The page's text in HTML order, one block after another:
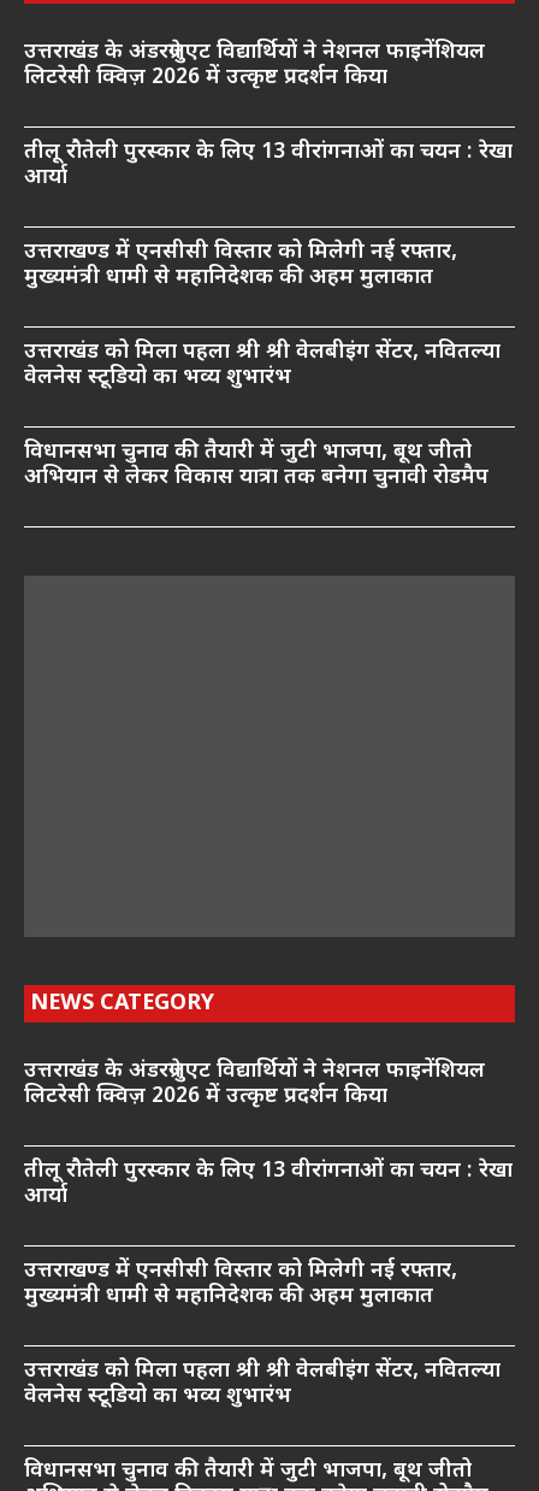
उत्तराखंड के अंडरग्रेजुएट विद्यार्थियों ने नेशनल फाइनेंशियल
लिटरेसी क्विज़ 2026 में उत्कृष्ट प्रदर्शन किया
तीलू रौतेली पुरस्कार के लिए 13 वीरांगनाओं का चयन : रेखा
आर्या
उत्तराखण्ड में एनसीसी विस्तार को मिलेगी नई रफ्तार,
मुख्यमंत्री धामी से महानिदेशक की अहम मुलाकात
उत्तराखंड को मिला पहला श्री श्री वेलबीइंग सेंटर, नवितल्या
वेलनेस स्टूडियो का भव्य शुभारंभ
विधानसभा चुनाव की तैयारी में जुटी भाजपा, बूथ जीतो
अभियान से लेकर विकास यात्रा तक बनेगा चुनावी रोडमैप
NEWS CATEGORY
उत्तराखंड के अंडरग्रेजुएट विद्यार्थियों ने नेशनल फाइनेंशियल
लिटरेसी क्विज़ 2026 में उत्कृष्ट प्रदर्शन किया
तीलू रौतेली पुरस्कार के लिए 13 वीरांगनाओं का चयन : रेखा
आर्या
उत्तराखण्ड में एनसीसी विस्तार को मिलेगी नई रफ्तार,
मुख्यमंत्री धामी से महानिदेशक की अहम मुलाकात
उत्तराखंड को मिला पहला श्री श्री वेलबीइंग सेंटर, नवितल्या
वेलनेस स्टूडियो का भव्य शुभारंभ
विधानसभा चुनाव की तैयारी में जुटी भाजपा, बूथ जीतो